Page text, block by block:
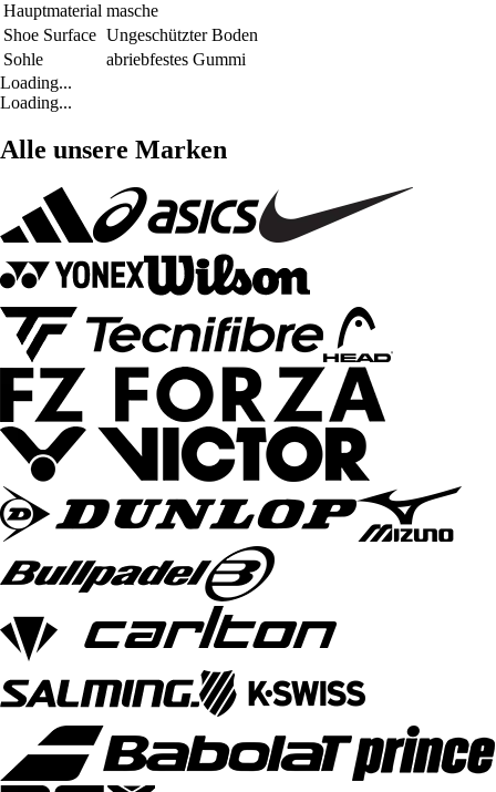
Hauptmaterial masche
Shoe Surface Ungeschützter Boden
Sohle
abriebfestes Gummi
Loading...
Loading...
Alle unsere Marken